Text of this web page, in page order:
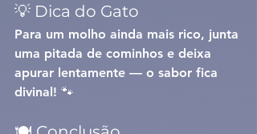
💡 Dica do Gato
Para um molho ainda mais rico, junta
uma pitada de cominhos e deixa
apurar lentamente — o sabor fica
divinal! 🐾